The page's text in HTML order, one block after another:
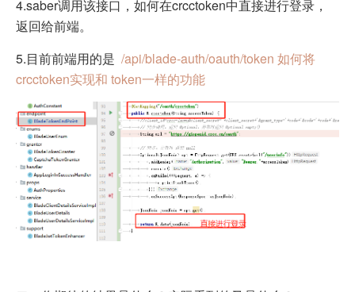
4.saber调用该接口，如何在crcctoken中直接进行登录，
返回给前端。
5.目前前端用的是 /api/blade-auth/oauth/token 如何将
crcctoken实现和 token一样的功能